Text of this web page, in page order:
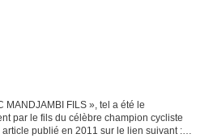
MANDJAMBI FILS », tel a été le
par le fils du célèbre champion cycliste
publié en 2011 sur le lien suivant :